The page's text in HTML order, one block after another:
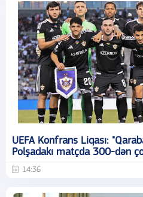
UEFA Konfrans Liqası:
Polşadakı matçda 300-dən
14:36